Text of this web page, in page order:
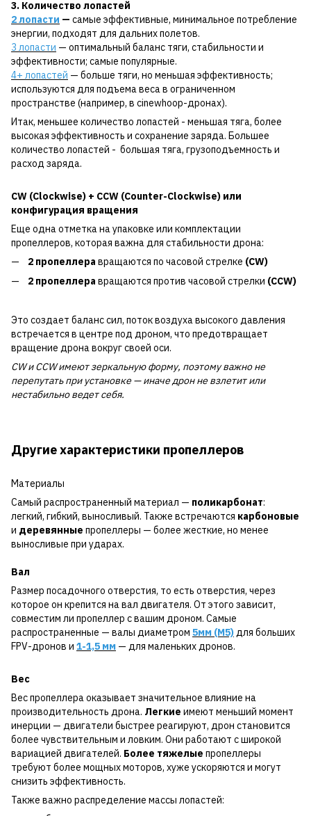
3. Количество лопастей
2 лопасти — самые эффективные, минимальное потребление
энергии, подходят для дальних полетов.
3 лопасти — оптимальный баланс тяги, стабильности и
эффективности; самые популярные.
4+ лопастей — больше тяги, но меньшая эффективность;
используются для подъема веса в ограниченном
пространстве (например, в cinewhoop-дронах).
Итак, меньшее количество лопастей - меньшая тяга, более
высокая эффективность и сохранение заряда. Большее
количество лопастей - большая тяга, грузоподъемность и
расход заряда.
CW (Clockwise) + CCW (Counter-Clockwise) или
конфигурация вращения
Еще одна отметка на упаковке или комплектации
пропеллеров, которая важна для стабильности дрона:
2 пропеллера вращаются по часовой стрелке (CW)
2 пропеллера вращаются против часовой стрелки (CCW)
Это создает баланс сил, поток воздуха высокого давления
встречается в центре под дроном, что предотвращает
вращение дрона вокруг своей оси.
CW и CCW имеют зеркальную форму, поэтому важно не
перепутать при установке — иначе дрон не взлетит или
нестабильно ведет себя.
Другие характеристики пропеллеров
Материалы
Самый распространенный материал — поликарбонат:
легкий, гибкий, выносливый. Также встречаются карбоновые
и деревянные пропеллеры — более жесткие, но менее
выносливые при ударах.
Вал
Размер посадочного отверстия, то есть отверстия, через
которое он крепится на вал двигателя. От этого зависит,
совместим ли пропеллер с вашим дроном. Самые
распространенные — валы диаметром 5мм (M5)для больших
FPV-дронов и 1-1,5 мм — для маленьких дронов.
Вес
Вес пропеллера оказывает значительное влияние на
производительность дрона. Легкие имеют меньший момент
инерции — двигатели быстрее реагируют, дрон становится
более чувствительным и ловким. Они работают с широкой
вариацией двигателей. Более тяжелые пропеллеры
требуют более мощных моторов, хуже ускоряются и могут
снизить эффективность.
Также важно распределение массы лопастей: